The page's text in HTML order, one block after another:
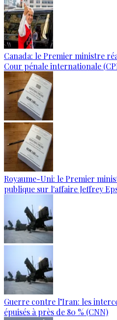
Canada: le Premier ministre
Cour pénale internationale
Royaume-Uni: le Premier
publique sur l'affaire Jeffrey
Guerre contre l’Iran: les
épuisés à près de 80 % (CNN)